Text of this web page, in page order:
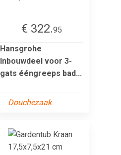
€ 322.95
Hansgrohe
Inbouwdeel voor 3-
gats ééngreeps bad...
Douchezaak